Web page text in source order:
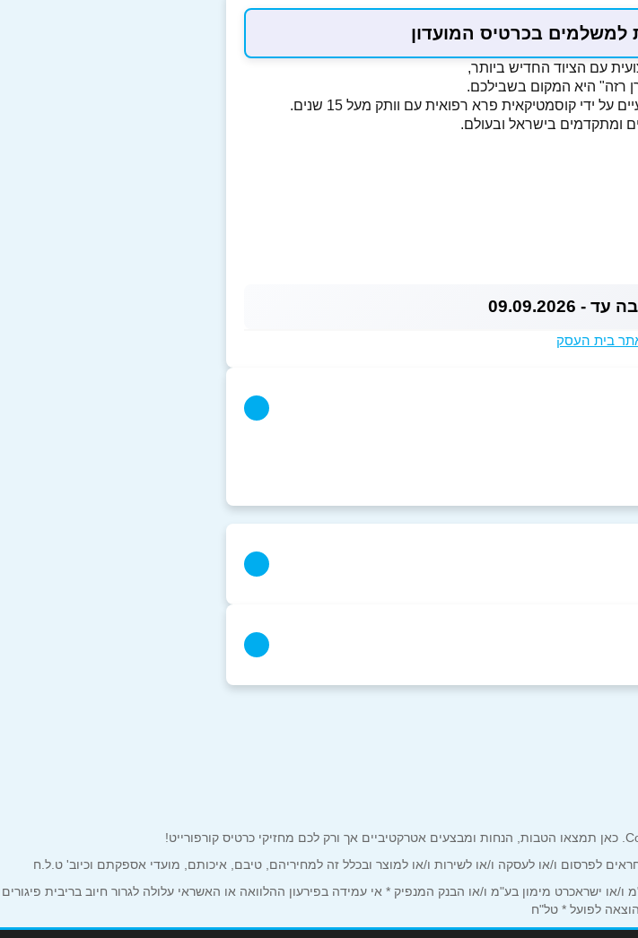
עם הציוד החדיש ביותר,
רזה" היא המקום בשבילכם.
ידי קוסמטיקאית פרא רפואית עם וותק מעל 15 שנים.
ומתקדמים בישראל ובעולם.
בית העסק
לפרסום ו/או לעסקה ו/או לשירות ו/או למוצר ובכלל זה למחיריהם, טיבם, איכותם, מועדי אספקתם וכיוב' ט.ל.ח
ישראכרט מימון בע"מ ו/או הבנק המנפיק * אי עמידה בפירעון ההלוואה או האשראי עלולה לגרור חיוב בריבית פיגורים
הוצאה לפועל * טל"ח